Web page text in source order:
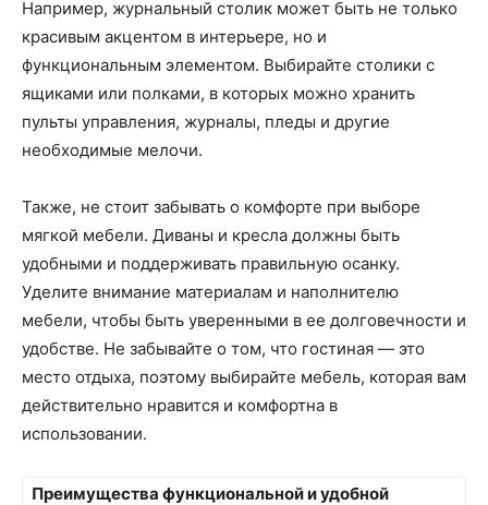
Например, журнальный столик может быть не только
красивым акцентом в интерьере, но и
функциональным элементом. Выбирайте столики с
ящиками или полками, в которых можно хранить
пульты управления, журналы, пледы и другие
необходимые мелочи.
Также, не стоит забывать о комфорте при выборе
мягкой мебели. Диваны и кресла должны быть
удобными и поддерживать правильную осанку.
Уделите внимание материалам и наполнителю
мебели, чтобы быть уверенными в ее долговечности и
удобстве. Не забывайте о том, что гостиная — это
место отдыха, поэтому выбирайте мебель, которая вам
действительно нравится и комфортна в
использовании.
Преимущества функциональной и удобной